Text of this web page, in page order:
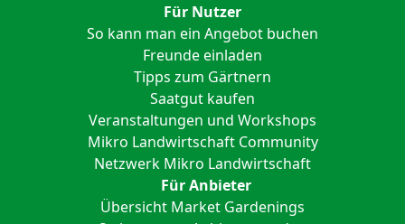
Für Nutzer
So kann man ein Angebot buchen
Freunde einladen
Tipps zum Gärtnern
Saatgut kaufen
Veranstaltungen und Workshops
Mikro Landwirtschaft Community
Netzwerk Mikro Landwirtschaft
Für Anbieter
Übersicht Market Gardenings